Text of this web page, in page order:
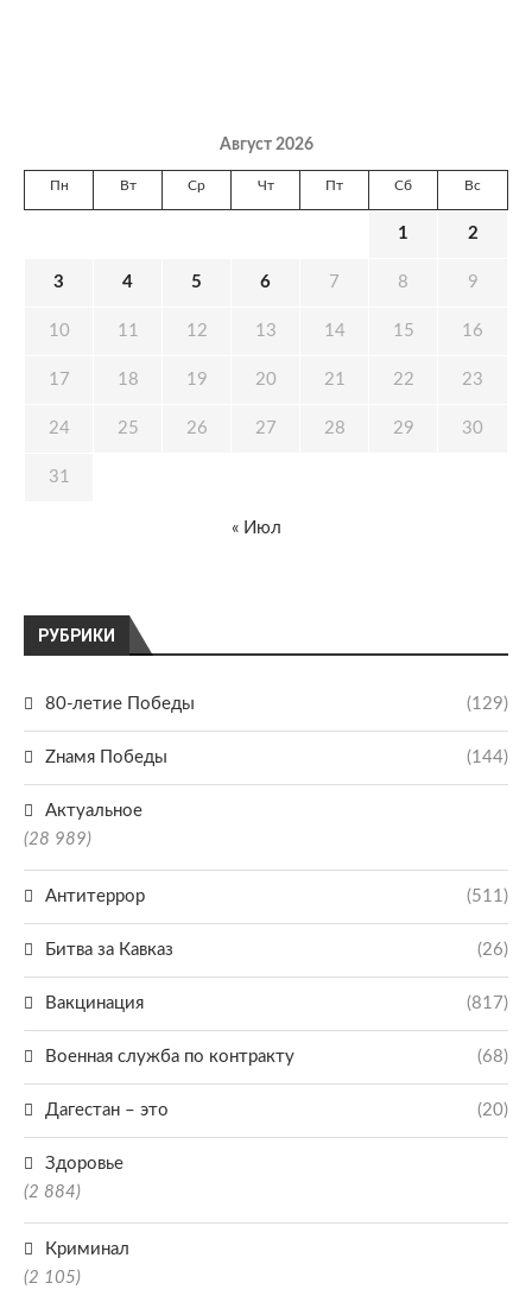
РУБРИКИ
80-летие Победы (129)
Zнамя Победы (144)
Актуальное
(28 989)
Антитеррор (511)
Битва за Кавказ (26)
Вакцинация (817)
Военная служба по контракту (68)
Дагестан – это (20)
Здоровье
(2 884)
Криминал
(2 105)
Август 2026
Пн Вт Ср Чт Пт Сб Вс
1 2
3 4 5 6 7 8 9
10 11 12 13 14 15 16
17 18 19 20 21 22 23
24 25 26 27 28 29 30
31
« Июл